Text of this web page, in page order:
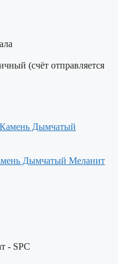
(счёт отправляется
Дымчатый Меланит
- SPC